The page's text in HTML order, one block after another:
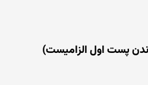
پست اول الزامیست)